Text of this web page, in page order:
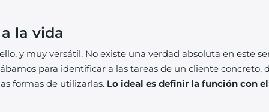
la vida
y muy versátil. No existe una verdad absoluta en este
para identificar a las tareas de un cliente concreto,
formas de utilizarlas. Lo ideal es definir la función con